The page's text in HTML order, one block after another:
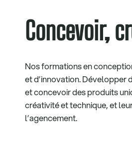
Concevoir,
Nos formations en
et d’innovation. Développer
et concevoir des produits
créativité et technique, et
l’agencement.